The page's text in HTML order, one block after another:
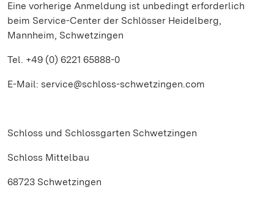
Eine vorherige Anmeldung ist unbedingt erforderlich
beim Service-Center der Schlösser Heidelberg,
Mannheim, Schwetzingen
Tel. +49 (0) 6221 65888-0
E-Mail: service@schloss-schwetzingen.com
Schloss und Schlossgarten Schwetzingen
Schloss Mittelbau
68723 Schwetzingen